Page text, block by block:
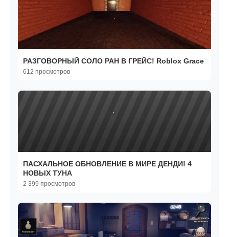
РАЗГОВОРНЫЙ СОЛО РАН В ГРЕЙС! Roblox Grace
612 просмотров
ПАСХАЛЬНОЕ ОБНОВЛЕНИЕ В МИРЕ ДЕНДИ! 4
НОВЫХ ТУНА
2 399 просмотров